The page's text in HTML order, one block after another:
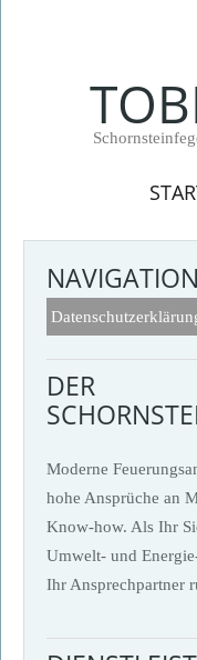
NAVIGATION
DER
Moderne
hohe Ansprüche an
Know-how. Als Ihr
Umwelt- und
Ihr Ansprechpartner